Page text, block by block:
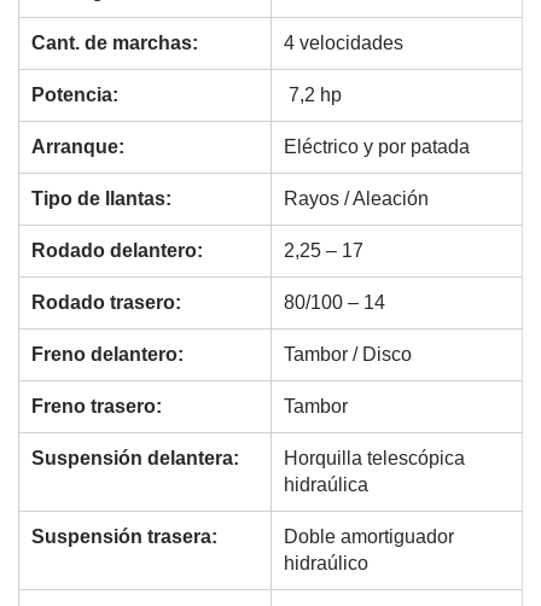
Cant. de marchas: 4 velocidades
Potencia: 7,2 hp
Arranque: Eléctrico y por patada
Tipo de llantas: Rayos / Aleación
Rodado delantero: 2,25 – 17
Rodado trasero: 80/100 – 14
Freno delantero: Tambor / Disco
Freno trasero: Tambor
Suspensión delantera:
Horquilla telescópica
hidraúlica
Suspensión trasera:
Doble amortiguador
hidraúlico